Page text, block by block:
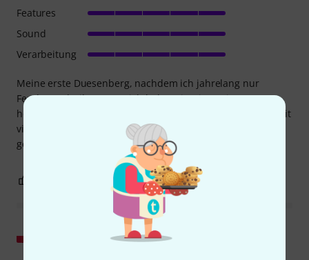
Meine erste Duesenberg, nachdem ich jahrelang nur
Fender und Gibson gespielt habe. Die Gitarre ist
hervorragend verarbeitet, überzeugt dank 5-Way-Switch mit
vielseitigem Sound und besticht durch ein schlichtes, aber
geschmackvolles Design. Hier stimmt für mich alles.
Features
Sound
Verarbeitung
BEWERTUNG MELDEN